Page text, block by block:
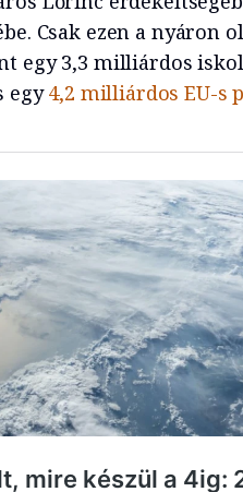
Csak ezen a
egy 3,3 milliárdos
egy4,2 milliárdos EU-s